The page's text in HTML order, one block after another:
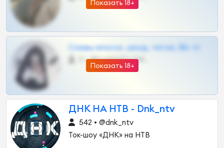
Показать 18+
Показать 18+
Сливы вписок, шкод, теток, 18+ тг
0 •
ДНК НА НТВ - Dnk_ntv
542 • @dnk_ntv
Ток-шоу «ДНК» на НТВ